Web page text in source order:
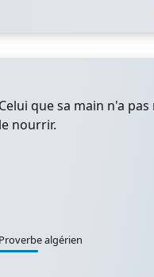
Celui que sa main n'a
le nourrir.
Proverbe algérien